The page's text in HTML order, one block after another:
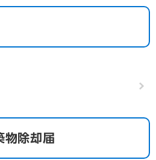
物除却届